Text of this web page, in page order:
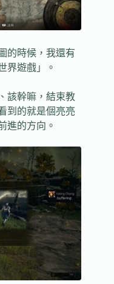
的時候，我還有
界遊戲」。
該幹嘛，結束教
到的就是個亮亮
進的方向。